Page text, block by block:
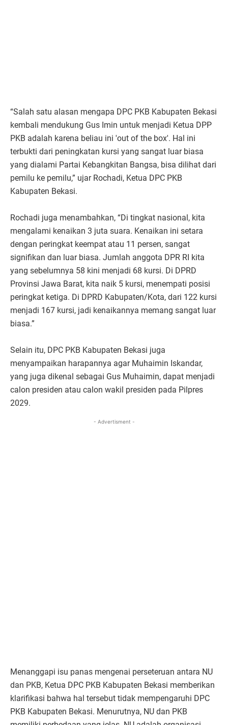
“Salah satu alasan mengapa DPC PKB Kabupaten Bekasi
kembali mendukung Gus Imin untuk menjadi Ketua DPP
PKB adalah karena beliau ini 'out of the box'. Hal ini
terbukti dari peningkatan kursi yang sangat luar biasa
yang dialami Partai Kebangkitan Bangsa, bisa dilihat dari
pemilu ke pemilu,” ujar Rochadi, Ketua DPC PKB
Kabupaten Bekasi.
Rochadi juga menambahkan, “Di tingkat nasional, kita
mengalami kenaikan 3 juta suara. Kenaikan ini setara
dengan peringkat keempat atau 11 persen, sangat
signifikan dan luar biasa. Jumlah anggota DPR RI kita
yang sebelumnya 58 kini menjadi 68 kursi. Di DPRD
Provinsi Jawa Barat, kita naik 5 kursi, menempati posisi
peringkat ketiga. Di DPRD Kabupaten/Kota, dari 122 kursi
menjadi 167 kursi, jadi kenaikannya memang sangat luar
biasa.”
Selain itu, DPC PKB Kabupaten Bekasi juga
menyampaikan harapannya agar Muhaimin Iskandar,
yang juga dikenal sebagai Gus Muhaimin, dapat menjadi
calon presiden atau calon wakil presiden pada Pilpres
2029.
- Advertisment -
Menanggapi isu panas mengenai perseteruan antara NU
dan PKB, Ketua DPC PKB Kabupaten Bekasi memberikan
klarifikasi bahwa hal tersebut tidak mempengaruhi DPC
PKB Kabupaten Bekasi. Menurutnya, NU dan PKB